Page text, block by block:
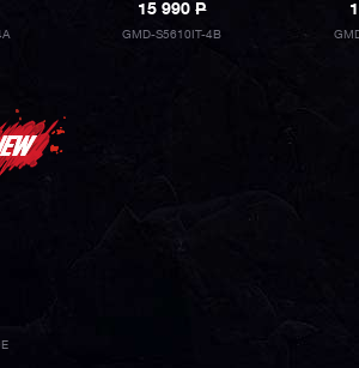
15 990P
GMD-S5610IT-4B